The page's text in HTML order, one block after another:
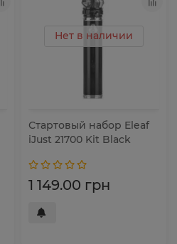
Нет в наличии
Стартовый набор Eleaf
iJust 21700 Kit Black
1 149.00 грн